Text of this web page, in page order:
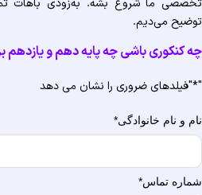
ما شروع بشه. به‌زودی باهات
می‌دیم.
کنکوری باشی چه پایه دهم و یازدهم
"فیلدهای ضروری را نشان می دهد
و نام خانوادگی*
تماس*